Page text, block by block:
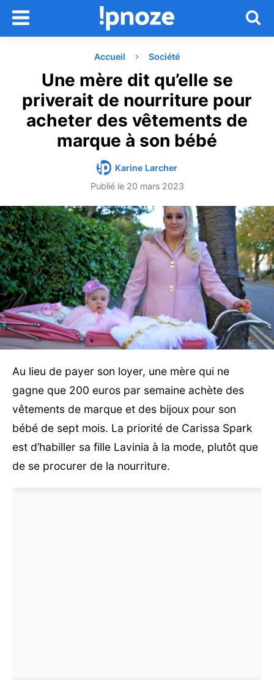
Accueil Société
Une mère dit qu’elle se
priverait de nourriture pour
acheter des vêtements de
marque à son bébé
Karine Larcher
Publié le 20 mars 2023
Au lieu de payer son loyer, une mère qui ne
gagne que 200 euros par semaine achète des
vêtements de marque et des bijoux pour son
bébé de sept mois. La priorité de Carissa Spark
est d’habiller sa fille Lavinia à la mode, plutôt que
de se procurer de la nourriture.